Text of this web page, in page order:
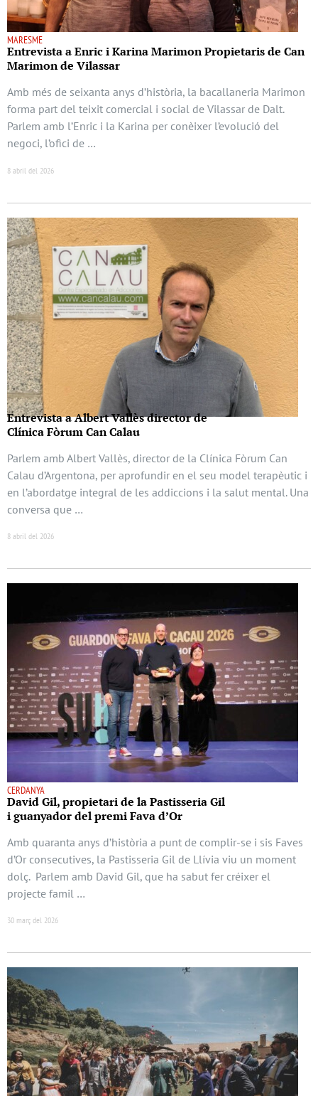
MARESME
Entrevista a Enric i Karina Marimon Propietaris de Can
Marimon de Vilassar
Amb més de seixanta anys d’història, la bacallaneria Marimon
forma part del teixit comercial i social de Vilassar de Dalt.
Parlem amb l’Enric i la Karina per conèixer l’evolució del
negoci, l’ofici de …
8 abril del 2026
Entrevista a Albert Vallès director de
Clínica Fòrum Can Calau
Parlem amb Albert Vallès, director de la Clínica Fòrum Can
Calau d’Argentona, per aprofundir en el seu model terapèutic i
en l’abordatge integral de les addiccions i la salut mental. Una
conversa que …
8 abril del 2026
CERDANYA
David Gil, propietari de la Pastisseria Gil
i guanyador del premi Fava d’Or
Amb quaranta anys d’història a punt de complir-se i sis Faves
d’Or consecutives, la Pastisseria Gil de Llívia viu un moment
dolç. Parlem amb David Gil, que ha sabut fer créixer el
projecte famil …
30 març del 2026